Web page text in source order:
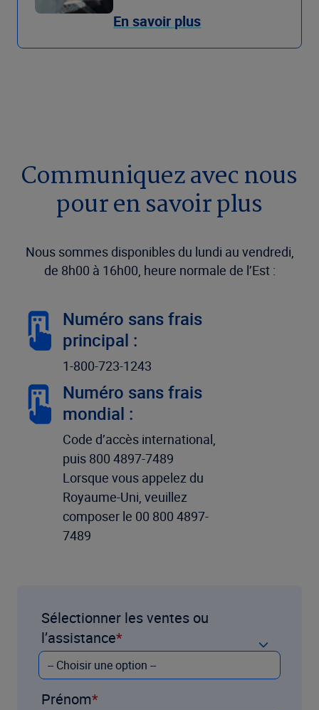
En savoir plus
Communiquez avec nous
pour en savoir plus
Nous sommes disponibles du lundi au vendredi,
de 8h00 à 16h00, heure normale de l’Est :
Numéro sans frais
principal :
1-800-723-1243
Numéro sans frais
mondial :
Code d’accès international,
puis 800 4897-7489
Lorsque vous appelez du
Royaume-Uni, veuillez
composer le 00 800 4897-
7489
Sélectionner les ventes ou
l’assistance
Prénom